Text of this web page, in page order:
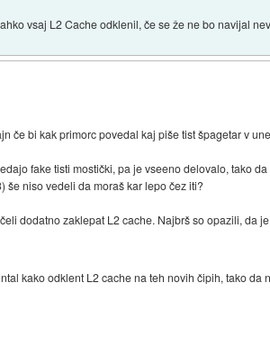
vsaj L2 Cache odklenil, če se že ne bo navijal
če bi kak primorc povedal kaj piše tist špagetar v
fake tisti mostički, pa je vseeno delovalo, tako
še niso vedeli da moraš kar lepo čez iti?
dodatno zaklepat L2 cache. Najbrš so opazili, da
kako odklent L2 cache na teh novih čipih, tako da